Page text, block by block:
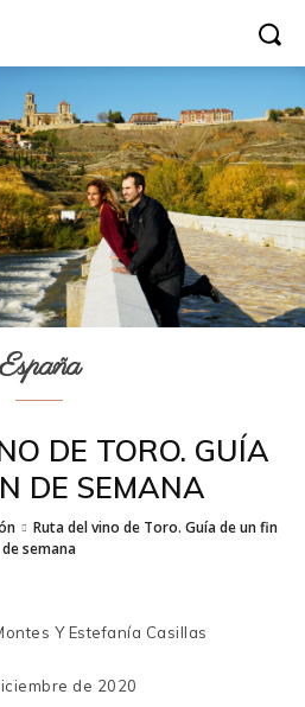
España
DE TORO. GUÍA
DE SEMANA
Ruta del vino de Toro. Guía de un fin
de semana
Y Estefanía Casillas
de 2020